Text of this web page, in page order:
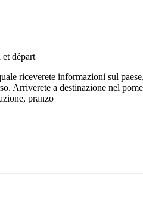
riceverete informazioni sul
Arriverete a destinazione nel
pranzo